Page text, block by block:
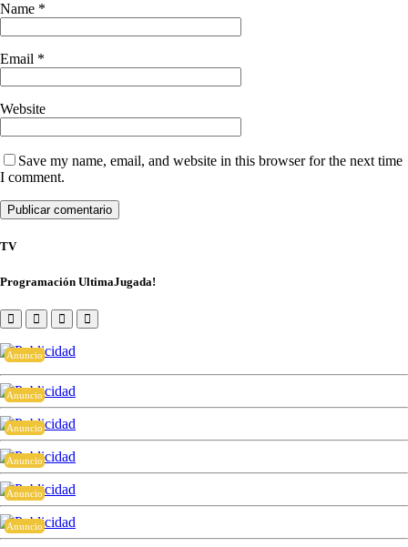
Name *
Email *
Website
Save my name, email, and website in this browser for the next time
I comment.
TV
Programación UltimaJugada!
Anuncio
Anuncio
Anuncio
Anuncio
Anuncio
Anuncio